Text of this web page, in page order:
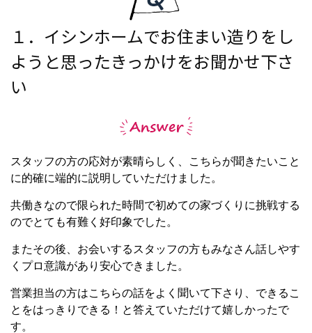
１．イシンホームでお住まい造りをし
ようと思ったきっかけをお聞かせ下さ
い
スタッフの方の応対が素晴らしく、こちらが聞きたいこと
に的確に端的に説明していただけました。
共働きなので限られた時間で初めての家づくりに挑戦する
のでとても有難く好印象でした。
またその後、お会いするスタッフの方もみなさん話しやす
くプロ意識があり安心できました。
営業担当の方はこちらの話をよく聞いて下さり、できるこ
とをはっきりできる！と答えていただけて嬉しかったで
す。